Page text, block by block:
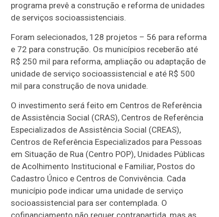
programa prevê a construção e reforma de unidades
de serviços socioassistenciais.
Foram selecionados, 128 projetos – 56 para reforma
e 72 para construção. Os municípios receberão até
R$ 250 mil para reforma, ampliação ou adaptação de
unidade de serviço socioassistencial e até R$ 500
mil para construção de nova unidade.
O investimento será feito em Centros de Referência
de Assistência Social (CRAS), Centros de Referência
Especializados de Assistência Social (CREAS),
Centros de Referência Especializados para Pessoas
em Situação de Rua (Centro POP), Unidades Públicas
de Acolhimento Institucional e Familiar, Postos do
Cadastro Único e Centros de Convivência. Cada
município pode indicar uma unidade de serviço
socioassistencial para ser contemplada. O